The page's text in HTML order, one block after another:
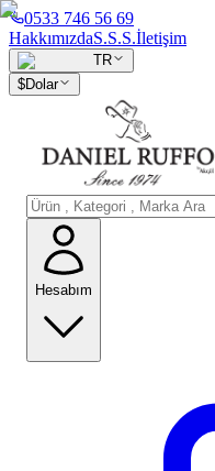
0533 746 56 69
HakkımızdaS.S.S.İletişim
TR
$Dolar
Hesabım